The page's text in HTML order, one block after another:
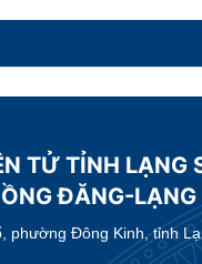
TỬ TỈNH LẠNG
ĐĂNG-LẠNG
phường Đông Kinh, tỉnh